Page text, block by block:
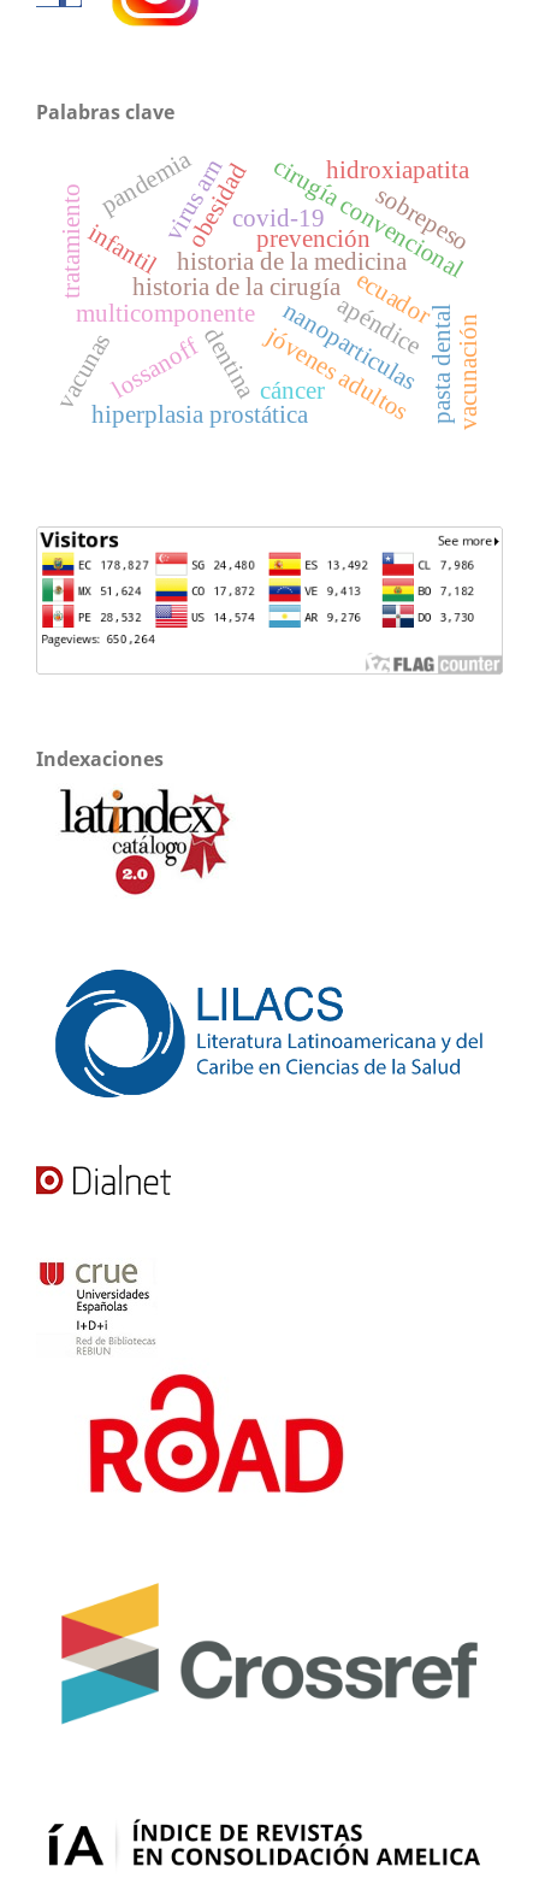
Palabras clave
historia de la medicina
cirugía convencional
historia de la cirugía ecuador
obesidad
infantil prevención
multicomponente
tratamiento
nanoparticulas
hidroxiapatita
dentina pasta dental
jóvenes adultos
apéndice
lossanoff
hiperplasia prostática
covid-19
virus arn
vacunación
pandemia
vacunas cáncer
sobrepeso
Indexaciones